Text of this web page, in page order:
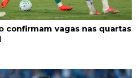
confirmam vagas nas quartas